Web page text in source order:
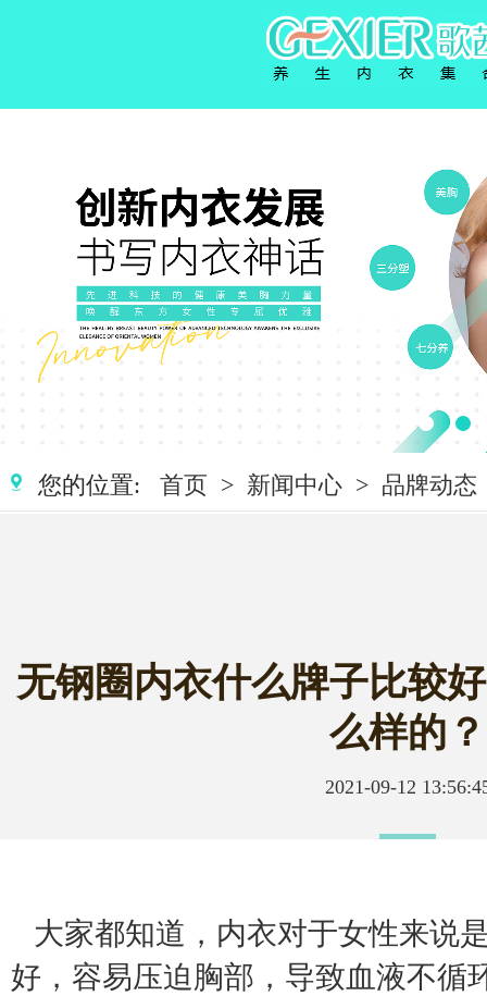
您的位置: 首页 > 新闻中心 > 品牌动态
无钢圈内衣什么牌子比较
么样的？
2021-09-12
大家都知道， 内衣对于女性来说
好，容易压迫胸部，导致血液不循